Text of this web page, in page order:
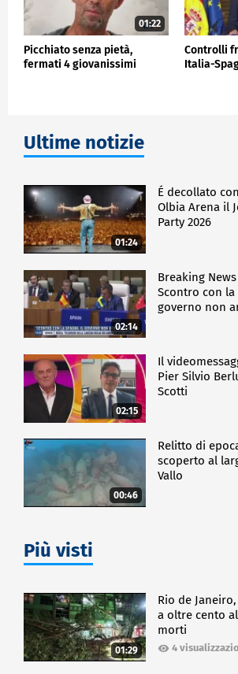
01:22
Picchiato senza pietà,
fermati 4 giovanissimi
Controlli
Italia-
Ultime notizie
01:24
É decollato
Olbia Arena il
Party 2026
02:14
Breaking
Scontro con la
governo non
02:15
Il
Pier Silvio
Scotti
00:46
Relitto di
scoperto al
Vallo
Più visti
01:29
Rio de
a oltre cento
morti
4